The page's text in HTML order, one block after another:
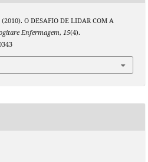
O DESAFIO DE LIDAR COM A
Enfermagem, 15(4).